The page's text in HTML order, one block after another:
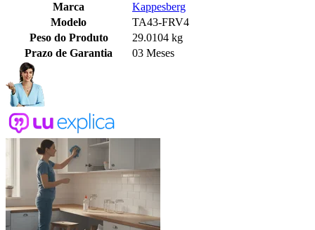
Marca
Kappesberg
Modelo
TA43-FRV4
Peso do Produto
29.0104 kg
Prazo de Garantia
03 Meses